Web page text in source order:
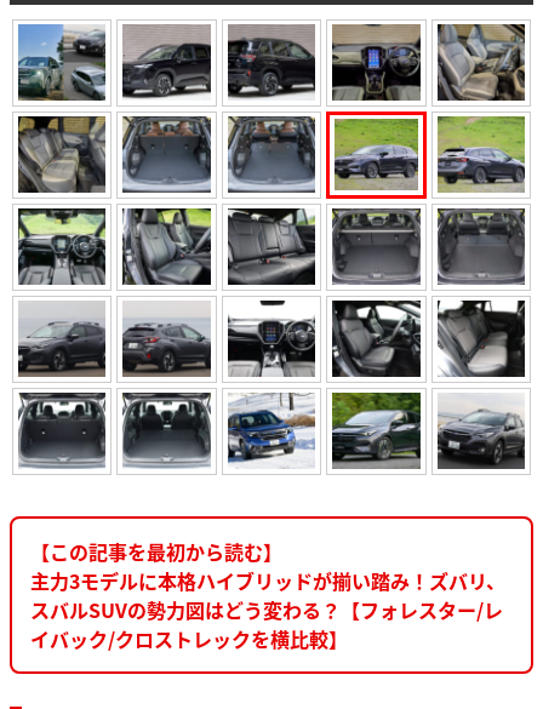
【この記事を最初から読む】
主力3モデルに本格ハイブリッドが揃い踏み！ズバリ、
スバルSUVの勢力図はどう変わる？【フォレスター/レ
イバック/クロストレックを横比較】